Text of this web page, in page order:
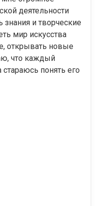
деятельности
знания и творческие
мир искусства
открывать новые
что каждый
понять его